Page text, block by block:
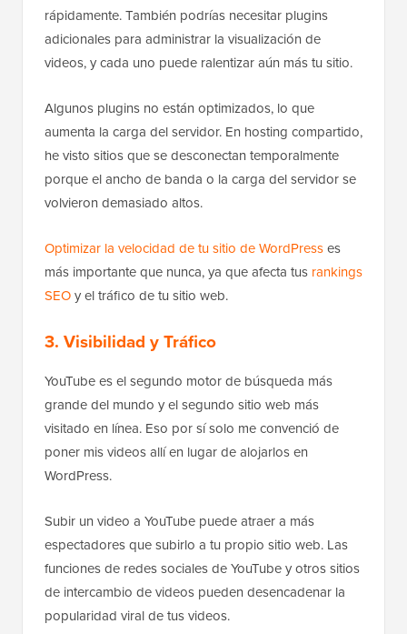
rápidamente. También podrías necesitar plugins
adicionales para administrar la visualización de
videos, y cada uno puede ralentizar aún más tu sitio.
Algunos plugins no están optimizados, lo que
aumenta la carga del servidor. En hosting compartido,
he visto sitios que se desconectan temporalmente
porque el ancho de banda o la carga del servidor se
volvieron demasiado altos.
Optimizar la velocidad de tu sitio de WordPresses
más importante que nunca, ya que afecta tus rankings
SEOy el tráfico de tu sitio web.
3. Visibilidad y Tráfico
YouTube es el segundo motor de búsqueda más
grande del mundo y el segundo sitio web más
visitado en línea. Eso por sí solo me convenció de
poner mis videos allí en lugar de alojarlos en
WordPress.
Subir un video a YouTube puede atraer a más
espectadores que subirlo a tu propio sitio web. Las
funciones de redes sociales de YouTube y otros sitios
de intercambio de videos pueden desencadenar la
popularidad viral de tus videos.